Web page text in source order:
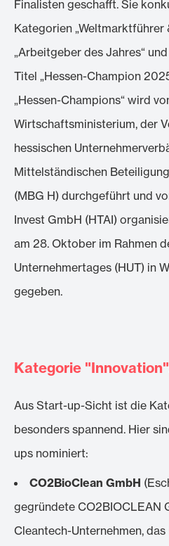
Finalisten geschafft. Sie
Kategorien „Weltmarktführer
„Arbeitgeber des Jahres“
Titel „Hessen-Champion
„Hessen-Champions“ wird
Wirtschaftsministerium, der
hessischen
Mittelständischen
(MBG H) durchgeführt und
Invest GmbH (HTAI)
am 28. Oktober im Rahmen
Unternehmertages (HUT) in
gegeben.
Kategorie
Aus Start-up-Sicht ist die
besonders spannend. Hier
ups nominiert:
CO2BioClean GmbH
gegründete CO2BIOCLEAN
Cleantech-Unternehmen,